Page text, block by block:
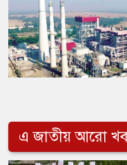
এ জাতীয় আরো